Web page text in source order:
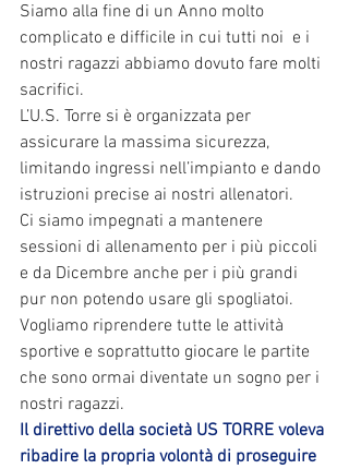
Siamo alla fine di un Anno molto
complicato e difficile in cui tutti noi  e i
nostri ragazzi abbiamo dovuto fare molti
sacrifici.
L’U.S. Torre si è organizzata per
assicurare la massima sicurezza,
limitando ingressi nell’impianto e dando
istruzioni precise ai nostri allenatori.
Ci siamo impegnati a mantenere
sessioni di allenamento per i più piccoli
e da Dicembre anche per i più grandi
pur non potendo usare gli spogliatoi.
Vogliamo riprendere tutte le attività
sportive e soprattutto giocare le partite
che sono ormai diventate un sogno per i
nostri ragazzi.
Il direttivo della società US TORRE voleva
ribadire la propria volontà di proseguire